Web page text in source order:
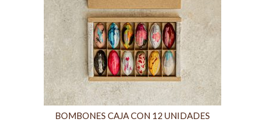
BOMBONES CAJA CON 12 UNIDADES